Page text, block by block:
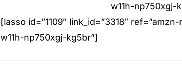
w11h-np750xgj-
[lasso id=”1109″ link_id=”3318″
w11h-np750xgj-kg5br”]